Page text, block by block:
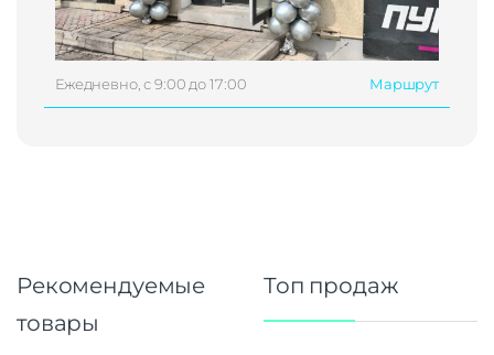
Ежедневно, с 9:00 до 17:00 Маршрут
Рекомендуемые
товары
Топ продаж